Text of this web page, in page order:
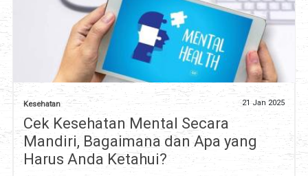
Kesehatan 21 Jan 2025
Cek Kesehatan Mental Secara
Mandiri, Bagaimana dan Apa yang
Harus Anda Ketahui?